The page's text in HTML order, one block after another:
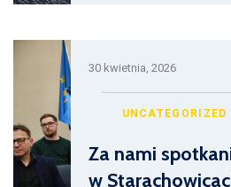
30 kwietnia, 2026
UNCATEGORIZED
Za nami
w